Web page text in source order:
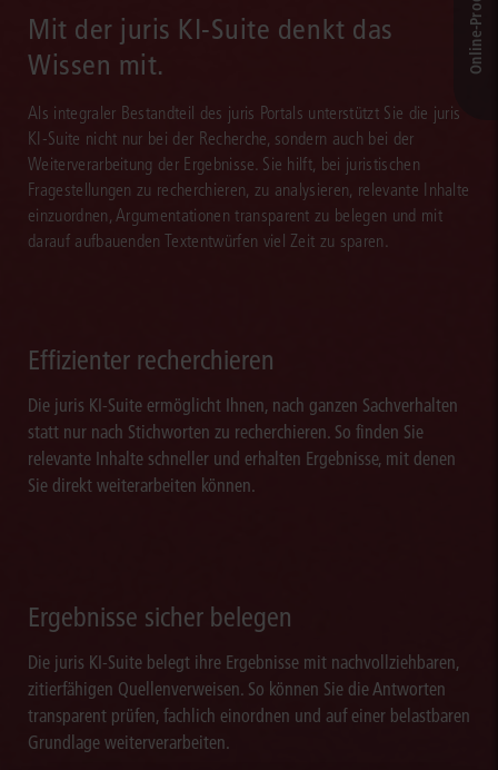
Mit der juris KI-Suite denkt das
Wissen mit.
Als integraler Bestandteil des juris Portals unterstützt Sie die juris
KI-Suite nicht nur bei der Recherche, sondern auch bei der
Weiterverarbeitung der Ergebnisse. Sie hilft, bei juristischen
Fragestellungen zu recherchieren, zu analysieren, relevante Inhalte
einzuordnen, Argumentationen transparent zu belegen und mit
darauf aufbauenden Textentwürfen viel Zeit zu sparen.
Effizienter recherchieren
Die juris KI-Suite ermöglicht Ihnen, nach ganzen Sachverhalten
statt nur nach Stichworten zu recherchieren. So finden Sie
relevante Inhalte schneller und erhalten Ergebnisse, mit denen
Sie direkt weiterarbeiten können.
Ergebnisse sicher belegen
Die juris KI-Suite belegt ihre Ergebnisse mit nachvollziehbaren,
zitierfähigen Quellenverweisen. So können Sie die Antworten
transparent prüfen, fachlich einordnen und auf einer belastbaren
Grundlage weiterverarbeiten.